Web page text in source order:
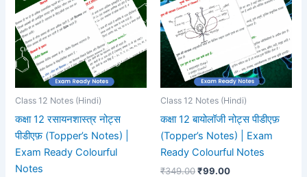
Class 12 Notes (Hindi)
कक्षा 12 रसायनशास्त्र नोट्स
पीडीएफ़ (Topper’s Notes) |
Exam Ready Colourful
Notes
Class 12 Notes (Hindi)
कक्षा 12 बायोलॉजी नोट्स पीडीएफ़
(Topper’s Notes) | Exam
Ready Colourful Notes
₹349.00₹99.00